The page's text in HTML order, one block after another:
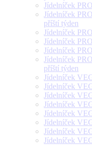
Jídelníček
Jídelníček
příští týden
Jídelníček
Jídelníček
Jídelníček
Jídelníček
příští týden
Jídelníček
Jídelníček
Jídelníček
Jídelníček
Jídelníček
Jídelníček
Jídelníček
Jídelníček